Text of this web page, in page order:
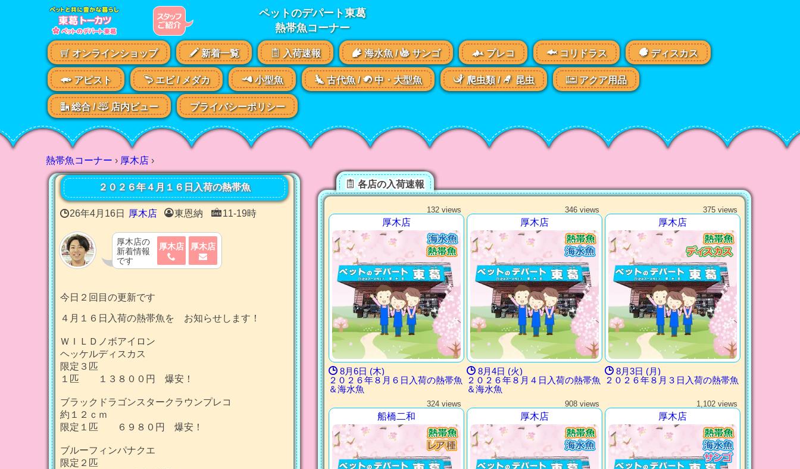
ペットのデパート東葛
熱帯魚コーナー
オンラインショップ 新着一覧 入荷速報 海水魚 / サンゴ プレコ コリドラス ディスカス
アピスト エビ / メダカ 小型魚 古代魚 / 中・大型魚 爬虫類 / 昆虫 アクア用品
総合 / 店内ビュー プライバシーポリシー
熱帯魚コーナー › 厚木店 ›
２０２６年４月１６日入荷の熱帯魚
26年4月16日 厚木店 東恩納 11-19時
厚木店の
新着情報
です
厚木店 厚木店
今日２回目の更新です
４月１６日入荷の熱帯魚を お知らせします！
ＷＩＬＤノボアイロン
ヘッケルディスカス
限定３匹
１匹 １３８００円 爆安！
ブラックドラゴンスタークラウンプレコ
約１２ｃｍ
限定１匹 ６９８０円 爆安！
ブルーフィンパナクエ
限定２匹
各店の入荷速報
132 views
厚木店
8月6日 (木)
２０２６年８月６日入荷の熱帯魚
＆海水魚
346 views
厚木店
8月4日 (火)
２０２６年８月４日入荷の熱帯魚
＆海水魚
375 views
厚木店
8月3日 (月)
２０２６年８月３日入荷の熱帯魚
324 views
船橋二和
908 views
厚木店
1,102 views
厚木店